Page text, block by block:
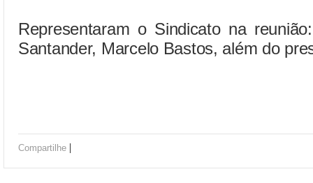
Representaram o Sindicato na
Santander, Marcelo Bastos, além do
Compartilhe |